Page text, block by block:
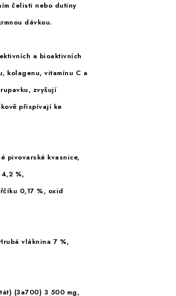
čelisti nebo dutiny
dávkou.
a bioaktivních
kolagenu, vitamínu C a
zvyšují
přispívají ke
pivovarské kvasnice,
%,
0,17 %, oxid
vláknina 7 %,
(3a700) 3 500 mg,